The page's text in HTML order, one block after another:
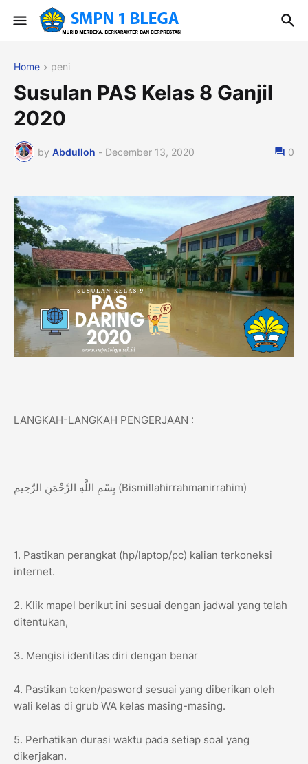
Home peni
Susulan PAS Kelas 8 Ganjil
2020
by Abdulloh - December 13, 2020 0
LANGKAH-LANGKAH PENGERJAAN :
بِسْمِ اللَّهِ الرَّحْمَنِ الرَّحِيمِ (Bismillahirrahmanirrahim)
1. Pastikan perangkat (hp/laptop/pc) kalian terkoneksi
internet.
2. Klik mapel berikut ini sesuai dengan jadwal yang telah
ditentukan,
3. Mengisi identitas diri dengan benar
4. Pastikan token/pasword sesuai yang diberikan oleh
wali kelas di grub WA kelas masing-masing.
5. Perhatikan durasi waktu pada setiap soal yang
dikerjakan.